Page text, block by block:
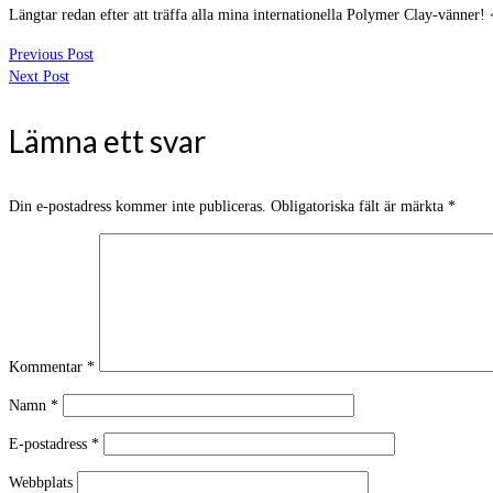
Längtar redan efter att träffa alla mina internationella Polymer Clay-vänner!
Previous Post
Next Post
Lämna ett svar
Din e-postadress kommer inte publiceras. Obligatoriska fält är märkta *
Kommentar *
Namn *
E-postadress *
Webbplats